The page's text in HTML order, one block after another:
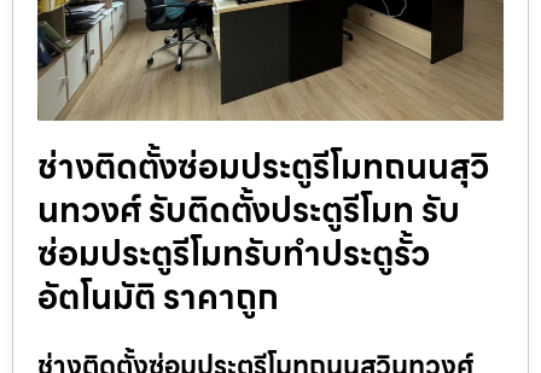
ช่างติดตั้งซ่อมประตูรีโมทถนนสุวิ
นทวงศ์ รับติดตั้งประตูรีโมท รับ
ซ่อมประตูรีโมทรับทำประตูรั้ว
อัตโนมัติ ราคาถูก